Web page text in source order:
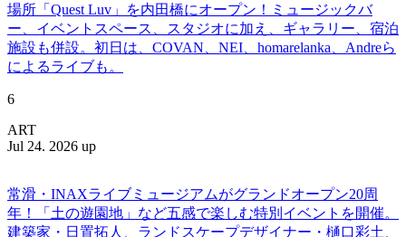
場所「Quest Luv」を内田橋にオープン！ミュージックバ
ー、イベントスペース、スタジオに加え、ギャラリー、宿泊
施設も併設。初日は、COVAN、NEI、homarelanka、Andreら
によるライブも。
6
ART
Jul 24. 2026 up
常滑・INAXライブミュージアムがグランドオープン20周
年！「土の遊園地」など五感で楽しむ特別イベントを開催。
建築家・日置拓人、ランドスケープデザイナー・樋口彩土、